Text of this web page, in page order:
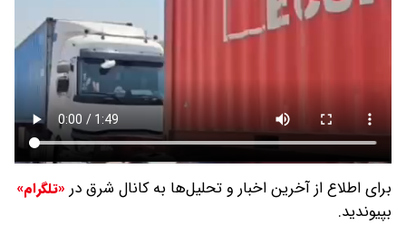
برای اطلاع از آخرین اخبار و تحلیل‌ها به کانال شرق در «تلگرام»
بپیوندید.